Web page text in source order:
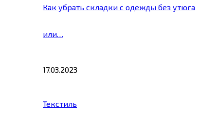
Как убрать складки с одежды без утюга
или…
17.03.2023
Текстиль